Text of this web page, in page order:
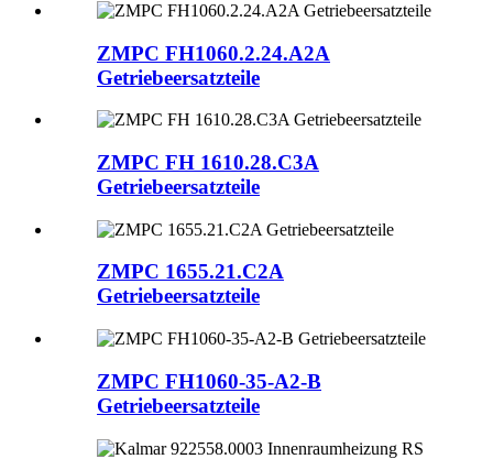
ZMPC FH1060.2.24.A2A
Getriebeersatzteile
ZMPC FH 1610.28.C3A
Getriebeersatzteile
ZMPC 1655.21.C2A
Getriebeersatzteile
ZMPC FH1060-35-A2-B
Getriebeersatzteile